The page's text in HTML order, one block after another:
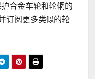
合金车轮和轮辋的
订阅更多类似的轮